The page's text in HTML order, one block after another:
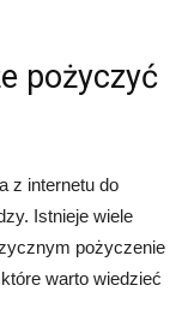
pożyczyć
z internetu do
Istnieje wiele
pożyczenie
warto wiedzieć